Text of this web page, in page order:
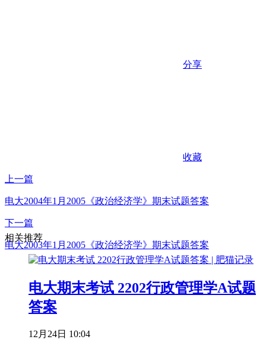
分享
收藏
上一篇
电大2004年1月2005《政治经济学》期末试题答案
下一篇
电大2003年1月2005《政治经济学》期末试题答案
相关推荐
电大期末考试 2202行政管理学A试题
答案
12月24日 10:04